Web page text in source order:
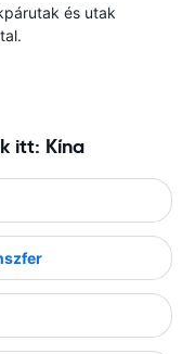
és utak
itt: Kína